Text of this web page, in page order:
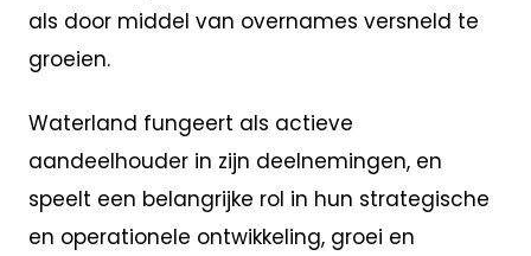
als door middel van overnames versneld te
groeien.
Waterland fungeert als actieve
aandeelhouder in zijn deelnemingen, en
speelt een belangrijke rol in hun strategische
en operationele ontwikkeling, groei en